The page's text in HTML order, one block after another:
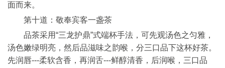
面而来。
第十道：敬奉宾客一盏茶
品茶采用“三龙护鼎”式端杯手法，可先观汤色之匀雅，
汤色嫩绿明亮，然后品滋味之韵喉，分三口品下这杯好茶。
先润唇---柔软含香，再润舌---鲜醇清香，后润喉，三口品